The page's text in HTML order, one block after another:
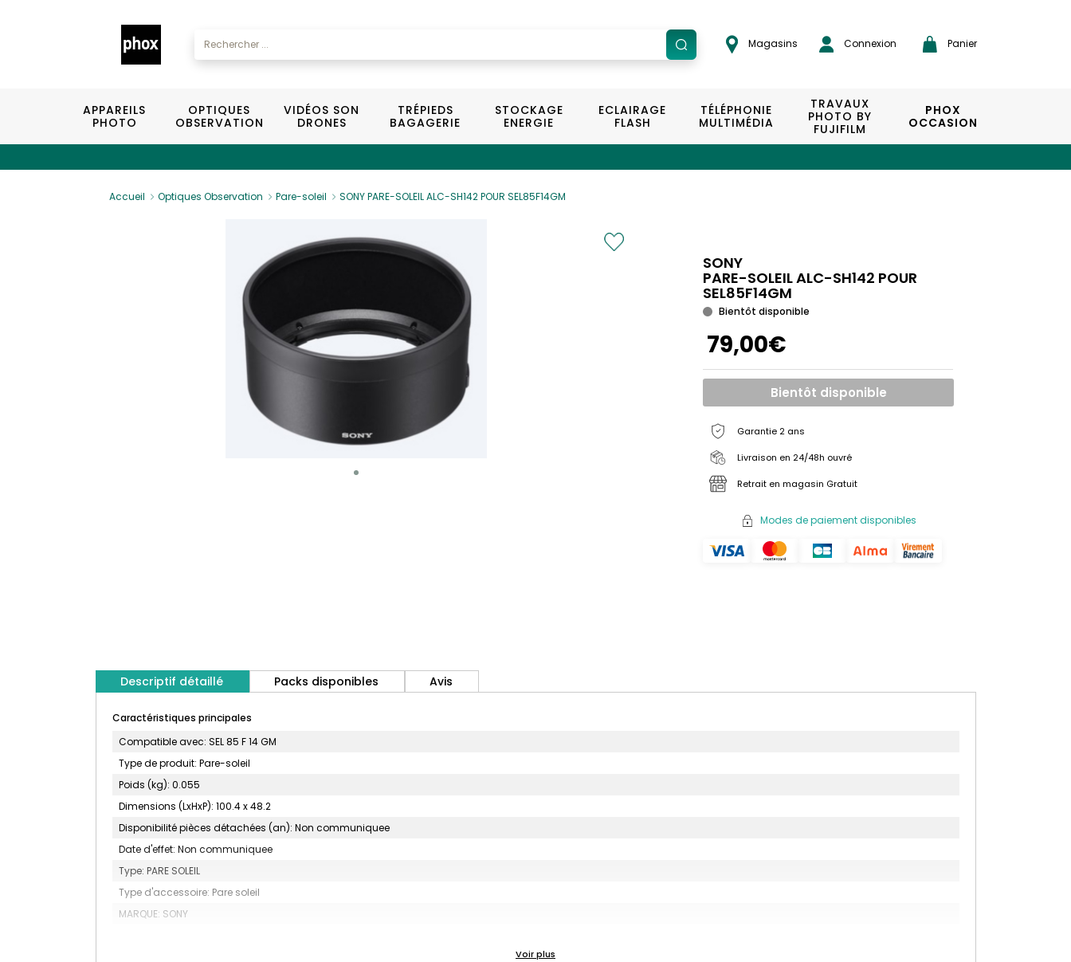
Magasins Connexion Panier
APPAREILS
PHOTO
OPTIQUES
OBSERVATION
VIDÉOS SON
DRONES
TRÉPIEDS
BAGAGERIE
STOCKAGE
ENERGIE
ECLAIRAGE
FLASH
TÉLÉPHONIE
MULTIMÉDIA
TRAVAUX
PHOTO BY
FUJIFILM
PHOX
OCCASION
Accueil Optiques Observation Pare-soleil SONY PARE-SOLEIL ALC-SH142 POUR SEL85F14GM
SONY
PARE-SOLEIL ALC-SH142 POUR
SEL85F14GM
Bientôt disponible
79,00€
Bientôt disponible
Garantie 2 ans
Livraison en 24/48h ouvré
Retrait en magasin Gratuit
Modes de paiement disponibles
Descriptif détaillé Packs disponibles Avis
Caractéristiques principales
Compatible avec: SEL 85 F 14 GM
Type de produit: Pare-soleil
Poids (kg): 0.055
Dimensions (LxHxP): 100.4 x 48.2
Disponibilité pièces détachées (an): Non communiquee
Date d'effet: Non communiquee
Type: PARE SOLEIL
Type d'accessoire: Pare soleil
MARQUE: SONY